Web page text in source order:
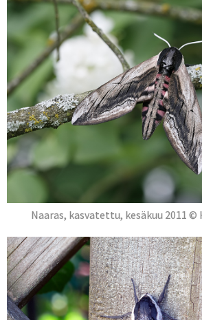
Naaras, kasvatettu, kesäkuu 2011